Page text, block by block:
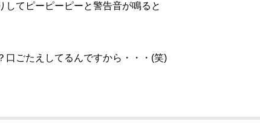
してピーピーピーと警告音が鳴ると
口ごたえしてるんですから・・・(笑)